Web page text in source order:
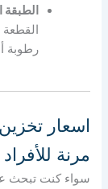
رطوبة
اسعار تخزين
مرنة
سواء كنت تبحث